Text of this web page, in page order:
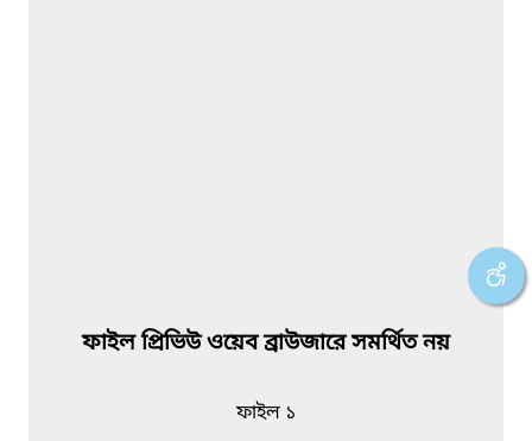
ফাইল প্রিভিউ ওয়েব ব্রাউজারে সমর্থিত নয়
ফাইল ১